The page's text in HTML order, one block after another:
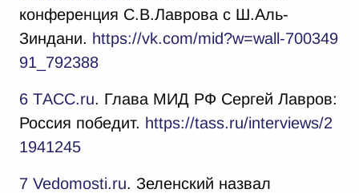
конференция С.В.Лаврова с Ш.Аль-
Зиндани. https://vk.com/mid?w=wall-700349
91_792388
6 TАСС.ru. Глава МИД РФ Сергей Лавров:
Россия победит. https://tass.ru/interviews/2
1941245
7 Vedomosti.ru. Зеленский назвал